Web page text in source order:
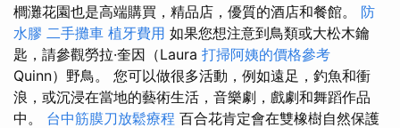
櫚灘花園也是高端購買，精品店，優質的酒店和餐館。 防
水膠 二手攤車 植牙費用 如果您想注意到鳥類或大松木鑰
匙，請參觀勞拉·奎因（Laura 打掃阿姨的價格參考
Quinn）野鳥。 您可以做很多活動，例如遠足，釣魚和衝
浪，或沉浸在當地的藝術生活，音樂劇，戲劇和舞蹈作品
中。 台中筋膜刀放鬆療程 百合花肯定會在雙橡樹自然保護